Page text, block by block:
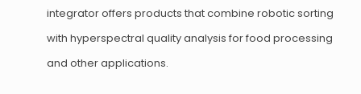
integrator offers products that combine robotic sorting
with hyperspectral quality analysis for food processing
and other applications.